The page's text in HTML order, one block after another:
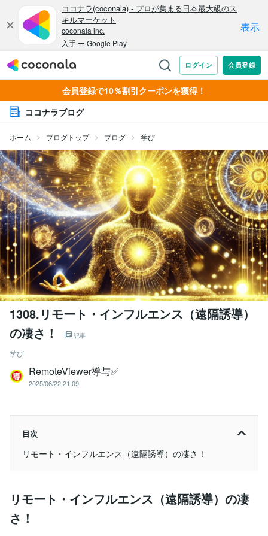
会員登録で10％割引クーポンを獲得！
ココナラブログ
ホーム ブログトップ ブログ 学び
1308.リモート・インフルエンス（遠隔誘導）
の凄さ！
記事
学び
RemoteViewer導与✅
2025/06/22 21:09
目次
リモート・インフルエンス（遠隔誘導）の凄さ！
リモート・インフルエンス（遠隔誘導）の凄
さ！